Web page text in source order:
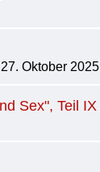
Oktober 2025
Sex", Teil IX